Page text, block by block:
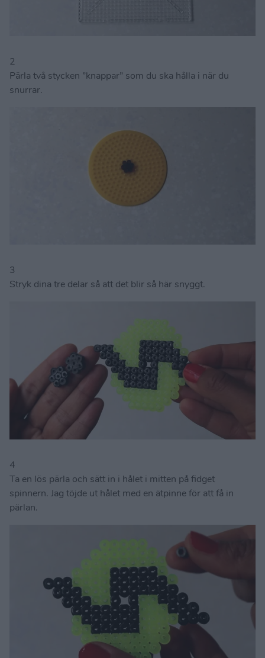
2
Pärla två stycken ”knappar” som du ska hålla i när du
snurrar.
3
Stryk dina tre delar så att det blir så här snyggt.
4
Ta en lös pärla och sätt in i hålet i mitten på fidget
spinnern. Jag töjde ut hålet med en ätpinne för att få in
pärlan.